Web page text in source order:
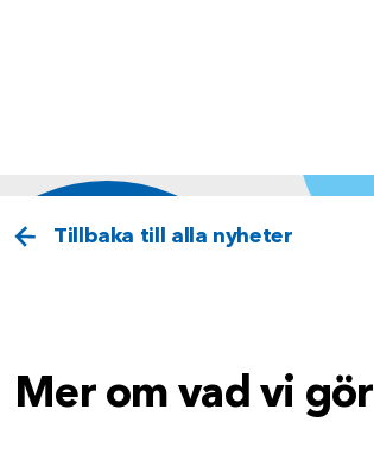
Tillbaka till alla nyheter
Mer om vad vi gör